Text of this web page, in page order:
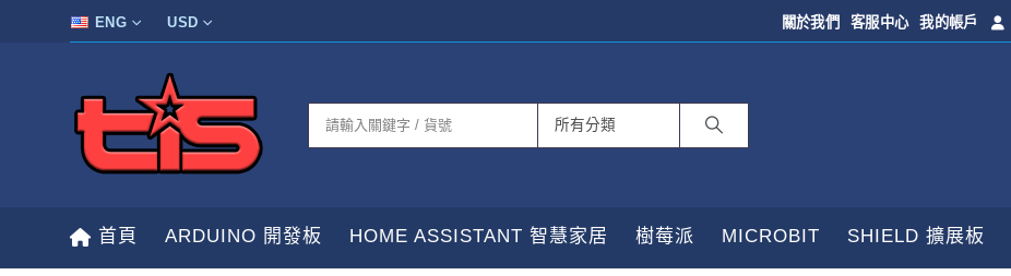
ENG USD 關於我們 客服中心 我的帳戶
首頁 ARDUINO 開發板 HOME ASSISTANT 智慧家居 樹莓派 MICROBIT SHIELD 擴展板